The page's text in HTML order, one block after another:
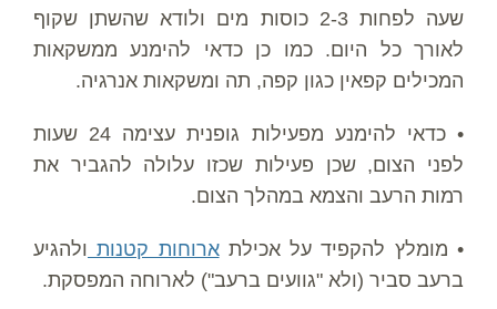
שעה לפחות 2-3 כוסות מים ולודא שהשתן שקוף
לאורך כל היום. כמו כן כדאי להימנע ממשקאות
המכילים קפאין כגון קפה, תה ומשקאות אנרגיה.
• כדאי להימנע מפעילות גופנית עצימה 24 שעות
לפני הצום, שכן פעילות שכזו עלולה להגביר את
רמות הרעב והצמא במהלך הצום.
• מומלץ להקפיד על אכילתארוחות קטנות ולהגיע
ברעב סביר (ולא "גוועים ברעב") לארוחה המפסקת.